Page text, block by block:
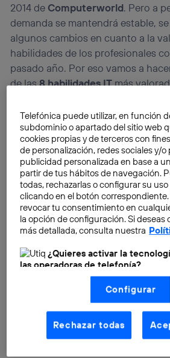
2014 de Computerworld. Pero a
demanda se mantendrá estable,
algunos cambios en cuanto a la
habilidades de los profesionales
pasado año. Por eso vamos a
de las8 habilidades ITmás
Computerworld para este año.
El perfil deprogramador y
es uno de los más valorados por
tecnología. De hecho, según la
Laborales de los EE.UU., estos
una de lastasas de desempleo
mercado laboral de en torno el1,8
apunta a que para este 2014 los
serán aquellos con experiencia
móvil y creación de aplicaciones
ocupó el primer puesto del ranking
según el estudio realizado el49%
planean la contratación de este
para este mismo año.
Telefónica puede utilizar, en función
subdominio o apartado del sitio web
cookies propias y de terceros con
de personalización, redes sociales y/
publicidad personalizada en base a
partir de tus hábitos de navegación.
todas, rechazarlas o configurar su
clicando en el botón
revocar tu consentimiento en
la opción de configuración. Si
más detallada, consulta nuestra
¿Quieres activar la
las operadoras de telefonía?
Nosotros, Telefónica S.A., utilizamos
realizar nuestras acciones de
(como se describe en este aviso de
basadas en tu navegación en
aquí(solo cuando utilizas una
internet habilitada , proporcionada
operadoras de telefonía
Configurar
Rechazar todas